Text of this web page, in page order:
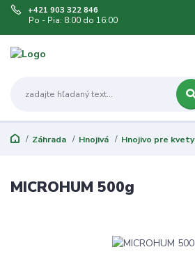
+421 903 322 846
Po - Pia: 8:00 do 16:00
Záhrada Hnojivá Hnojivo pre kvety
MICROHUM 500g